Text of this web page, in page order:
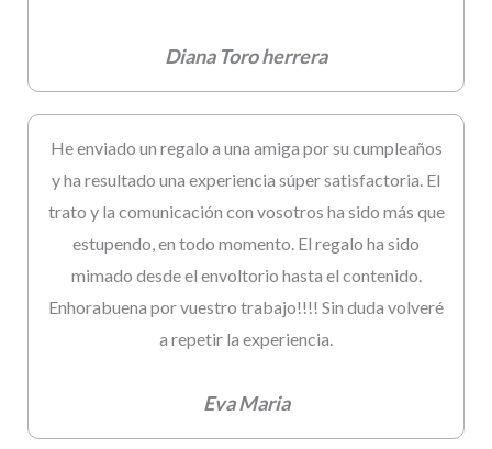
Diana Toro herrera
He enviado un regalo a una amiga por su cumpleaños
y ha resultado una experiencia súper satisfactoria. El
trato y la comunicación con vosotros ha sido más que
estupendo, en todo momento. El regalo ha sido
mimado desde el envoltorio hasta el contenido.
Enhorabuena por vuestro trabajo!!!! Sin duda volveré
a repetir la experiencia.
Eva Maria